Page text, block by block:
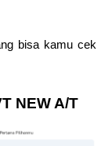
bisa kamu cek
NEW A/T